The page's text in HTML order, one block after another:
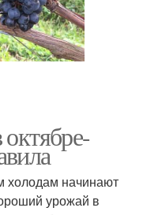
холодам начинают
урожай в